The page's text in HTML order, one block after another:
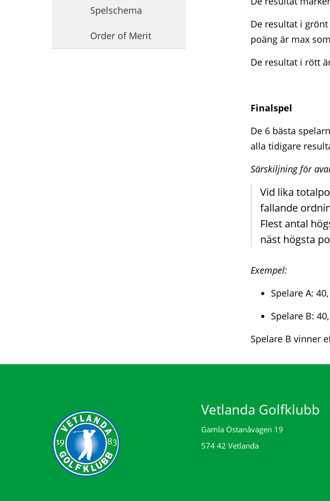
Spelschema
Order of Merit
De resultat i
poäng är max
De resultat i rött
Finalspel
De 6 bästa
alla tidigare
Särskiljning för
Vid lika
fallande
Flest antal
näst högsta
Exempel:
Spelare A:
Spelare B:
Spelare B vinner
Vetlanda Golfklubb
Gamla Östanåvägen 19
574 42 Vetlanda